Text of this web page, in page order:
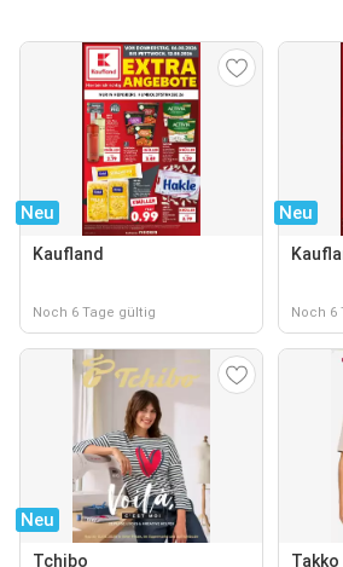
Neu
Kaufland
Noch 6 Tage gültig
Neu
Noch 6
Neu
Tchibo